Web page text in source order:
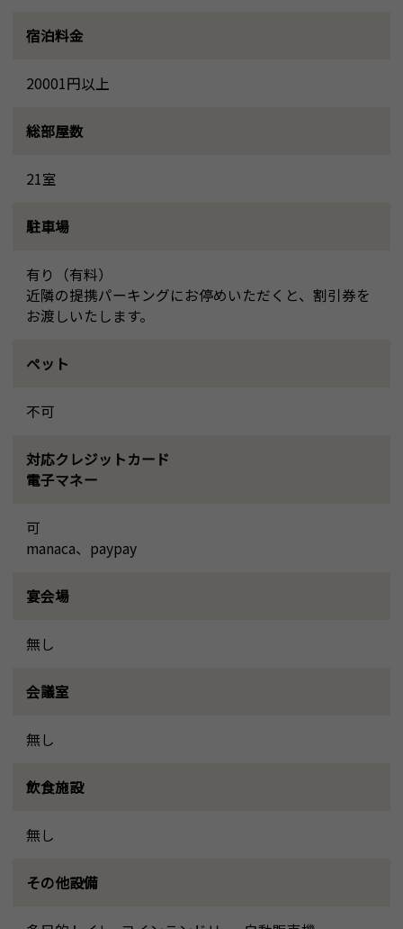
宿泊料金
20001円以上
総部屋数
21室
駐車場
有り（有料）
近隣の提携パーキングにお停めいただくと、割引券を
お渡しいたします。
ペット
不可
対応クレジットカード
電子マネー
可
manaca、paypay
宴会場
無し
会議室
無し
飲食施設
無し
その他設備